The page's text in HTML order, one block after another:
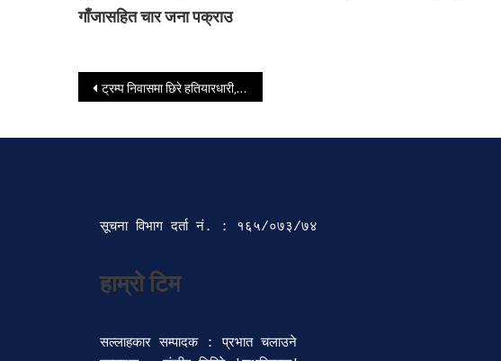
गाँजासहित चार जना पक्राउ
Post navigation
ट्रम्प निवासमा छिरे हतियारधारी, सुरक्षाकर्मीले हाने गोली
सूचना विभाग दर्ता‍ नं. : १६५/०७३/७४
हाम्रो टिम
सल्लाहकार सम्पादक : प्रभात चलाउने